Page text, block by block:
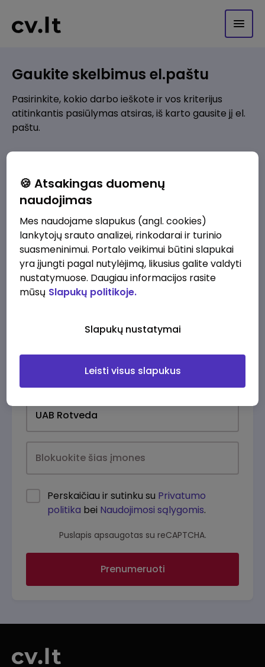
Gaukite skelbimus el.paštu
Pasirinkite, kokio darbo ieškote ir vos kriterijus
atitinkantis pasiūlymas atsiras, iš karto gausite jį el.
paštu.
Pridėti naują
Kokios srities darbo pasiūlymai jus domina?
Pridėti naują
Perskaičiau ir sutinku su Privatumo
politika bei Naudojimosi sąlygomis.
Puslapis apsaugotas su reCAPTCHA.
Prenumeruoti
🍪 Atsakingas duomenų
naudojimas
Mes naudojame slapukus (angl. cookies)
lankytojų srauto analizei, rinkodarai ir turinio
suasmeninimui. Portalo veikimui būtini slapukai
yra įjungti pagal nutylėjimą, likusius galite valdyti
nustatymuose. Daugiau informacijos rasite
mūsų Slapukų politikoje.
Slapukų nustatymai
Leisti visus slapukus